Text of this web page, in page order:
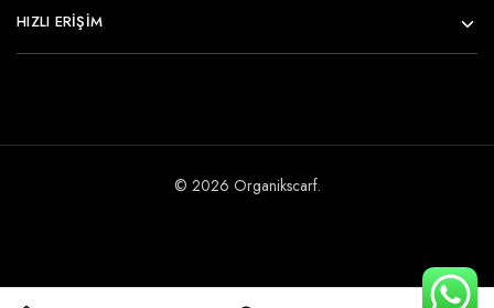
HIZLI ERİŞİM
© 2026 Organikscarf.